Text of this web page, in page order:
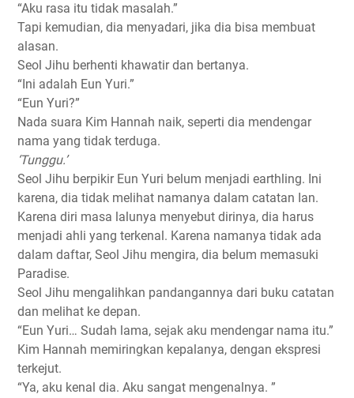
“Aku rasa itu tidak masalah.”
Tapi kemudian, dia menyadari, jika dia bisa membuat
alasan.
Seol Jihu berhenti khawatir dan bertanya.
“Ini adalah Eun Yuri.”
“Eun Yuri?”
Nada suara Kim Hannah naik, seperti dia mendengar
nama yang tidak terduga.
‘Tunggu.’
Seol Jihu berpikir Eun Yuri belum menjadi earthling. Ini
karena, dia tidak melihat namanya dalam catatan Ian.
Karena diri masa lalunya menyebut dirinya, dia harus
menjadi ahli yang terkenal. Karena namanya tidak ada
dalam daftar, Seol Jihu mengira, dia belum memasuki
Paradise.
Seol Jihu mengalihkan pandangannya dari buku catatan
dan melihat ke depan.
“Eun Yuri… Sudah lama, sejak aku mendengar nama itu.”
Kim Hannah memiringkan kepalanya, dengan ekspresi
terkejut.
“Ya, aku kenal dia. Aku sangat mengenalnya. ”